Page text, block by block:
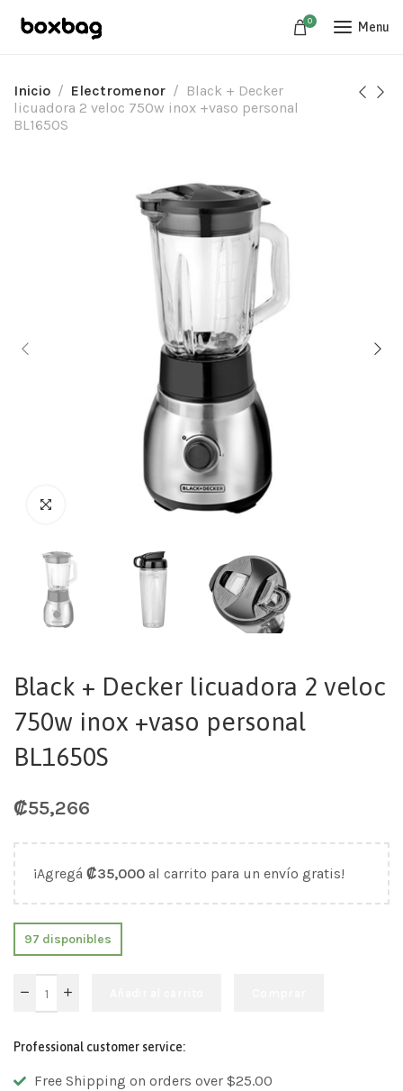
0 Menu
Inicio Electromenor
Black + Decker
licuadora 2 veloc 750w inox +vaso personal
BL1650S
Black + Decker licuadora 2 veloc
750w inox +vaso personal
BL1650S
₡55,266
¡Agregá ₡35,000 al carrito para un envío gratis!
97 disponibles
Professional customer service:
Free Shipping on orders over $25.00